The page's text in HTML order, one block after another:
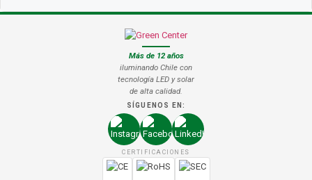
Más de 12 años
iluminando Chile con
tecnología LED y solar
de alta calidad.
SÍGUENOS EN:
CERTIFICACIONES